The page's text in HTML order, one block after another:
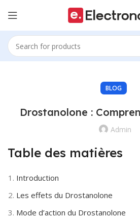
BLOG
Drostanolone :
Admin
Table des matières
Introduction
Les effets du Drostanolone
Mode d’action du Drostanolone